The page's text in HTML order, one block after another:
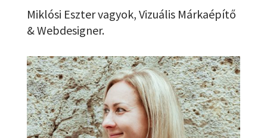
Miklósi Eszter vagyok, Vizuális Márkaépítő
& Webdesigner.